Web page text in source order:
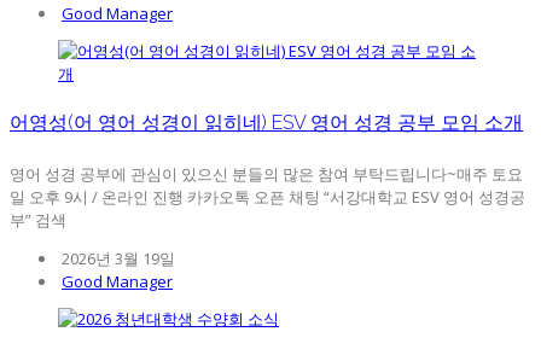
Good Manager
어영성(어 영어 성경이 읽히네) ESV 영어 성경 공부 모임 소개
영어 성경 공부에 관심이 있으신 분들의 많은 참여 부탁드립니다~매주 토요
일 오후 9시 / 온라인 진행 카카오톡 오픈 채팅 “서강대학교 ESV 영어 성경공
부” 검색
2026년 3월 19일
Good Manager